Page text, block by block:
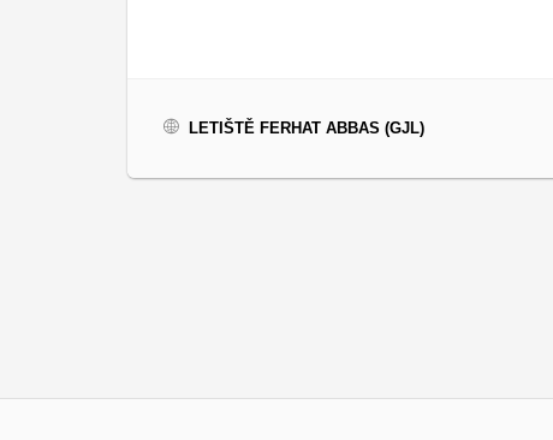
LETIŠTĚ FERHAT ABBAS (GJL)